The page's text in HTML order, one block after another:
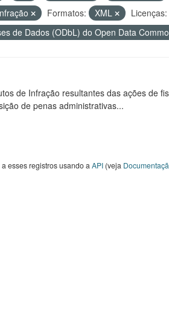
Formatos: XML
Licenças:
de Dados (ODbL) do Open Data
de Infração resultantes das ações de
de penas administrativas...
esses registros usando a API(veja